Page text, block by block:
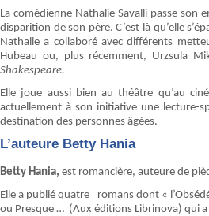
La comédienne Nathalie Savalli passe son
disparition de son père. C’est là qu’elle
Nathalie a collaboré avec différents
Hubeau ou, plus récemment, Urzsula
Shakespeare.
Elle joue aussi bien au théâtre qu’au
actuellement à son initiative une lecture-
destination des personnes âgées.
L’auteure Betty Hania
Betty Hania, est romancière, auteure de
Elle a publié quatre romans dont «
ou Presque … (Aux éditions Librinova) qui a